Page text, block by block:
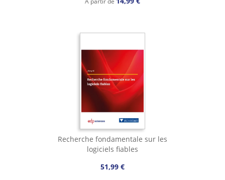
Recherche fondamentale sur les
logiciels fiables
51,99 €